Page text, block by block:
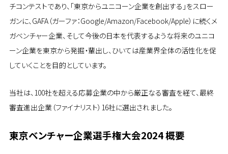
チコンテストであり、「東京からユニコーン企業を創出する」をスロー
ガンに、GAFA（ガーファ：Google/Amazon/Facebook/Apple）に続くメ
ガベンチャー企業、そして今後の日本を代表するような将来のユニコ
ーン企業を東京から発掘・輩出し、ひいては産業界全体の活性化を促
していくことを目的としています。
当社は、100社を超える応募企業の中から厳正なる審査を経て、最終
審査進出企業（ファイナリスト） 16社に選出されました。
東京ベンチャー企業選手権大会2024概要